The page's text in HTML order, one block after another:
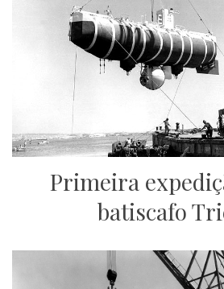
Primeira
batiscafo